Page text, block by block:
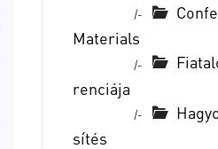
|-
Materials
|-
ren­ci­á­ja
|-
sí­tés